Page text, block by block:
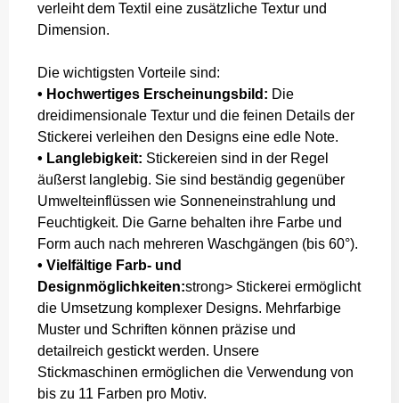
verleiht dem Textil eine zusätzliche Textur und
Dimension.
Die wichtigsten Vorteile sind:
• Hochwertiges Erscheinungsbild: Die
dreidimensionale Textur und die feinen Details der
Stickerei verleihen den Designs eine edle Note.
• Langlebigkeit: Stickereien sind in der Regel
äußerst langlebig. Sie sind beständig gegenüber
Umwelteinflüssen wie Sonneneinstrahlung und
Feuchtigkeit. Die Garne behalten ihre Farbe und
Form auch nach mehreren Waschgängen (bis 60°).
• Vielfältige Farb- und
Designmöglichkeiten:strong> Stickerei ermöglicht
die Umsetzung komplexer Designs. Mehrfarbige
Muster und Schriften können präzise und
detailreich gestickt werden. Unsere
Stickmaschinen ermöglichen die Verwendung von
bis zu 11 Farben pro Motiv.